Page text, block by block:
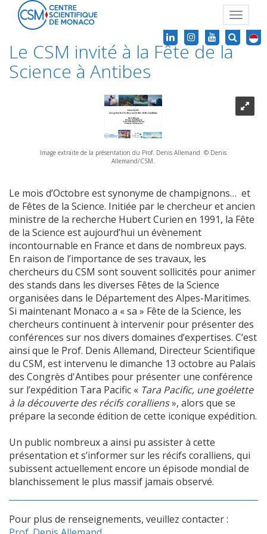
Toggle
Le CSM invité à la Fête de la
Science à Antibes
Image extraite de la présentation du Prof. Denis Allemand. © Denis
Allemand/CSM.
Le mois d’Octobre est synonyme de champignons… et
de Fêtes de la Science. Initiée par le chercheur et ancien
ministre de la recherche Hubert Curien en 1991, la Fête
de la Science est aujourd’hui un évènement
incontournable en France et dans de nombreux pays.
En raison de l’importance de ses travaux, les
chercheurs du CSM sont souvent sollicités pour animer
des stands dans les diverses Fêtes de la Science
organisées dans le Département des Alpes-Maritimes.
Si maintenant Monaco a « sa » Fête de la Science, les
chercheurs continuent à intervenir pour présenter des
conférences sur nos divers domaines d’expertises. C’est
ainsi que le Prof. Denis Allemand, Directeur Scientifique
du CSM, est intervenu le dimanche 13 octobre au Palais
des Congrès d'Antibes pour présenter une conférence
sur l’expédition Tara Pacific « Tara Pacific, une goélette
à la découverte des récifs coralliens», alors que se
prépare la seconde édition de cette iconique expédition.
Un public nombreux a ainsi pu assister à cette
présentation et s’informer sur les récifs coralliens, qui
subissent actuellement encore un épisode mondial de
blanchissement le plus massif jamais observé.
Pour plus de renseignements, veuillez contacter :